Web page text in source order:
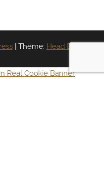
Theme: Head Blog
Real Cookie Banner